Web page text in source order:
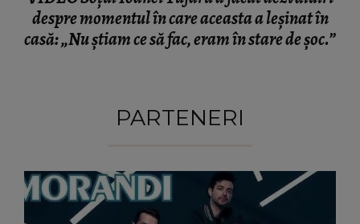
despre momentul în care aceasta a leșinat în
casă: „Nu știam ce să fac, eram în stare de șoc.”
PARTENERI